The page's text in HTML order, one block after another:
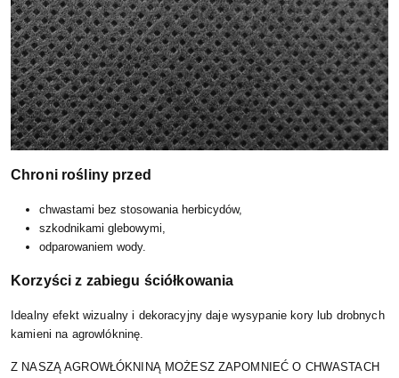
Chroni rośliny przed
chwastami bez stosowania herbicydów,
szkodnikami glebowymi,
odparowaniem wody.
Korzyści z zabiegu ściółkowania
Idealny efekt wizualny i dekoracyjny daje wysypanie kory lub drobnych
kamieni na agrowlókninę.
Z NASZĄ AGROWŁÓKNINĄ MOŻESZ ZAPOMNIEĆ O CHWASTACH